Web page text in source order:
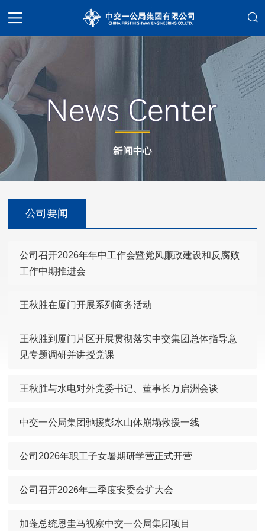
公司要闻
公司召开2026年年中工作会暨党风廉政建设和反腐败
工作中期推进会
王秋胜在厦门开展系列商务活动
王秋胜到厦门片区开展贯彻落实中交集团总体指导意
见专题调研并讲授党课
王秋胜与水电对外党委书记、董事长万启洲会谈
中交一公局集团驰援彭水山体崩塌救援一线
公司2026年职工子女暑期研学营正式开营
公司召开2026年二季度安委会扩大会
加蓬总统恩圭马视察中交一公局集团项目